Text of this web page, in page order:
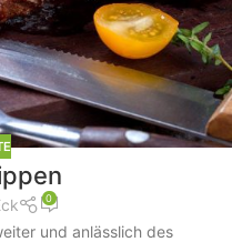
0
und anlässlich des